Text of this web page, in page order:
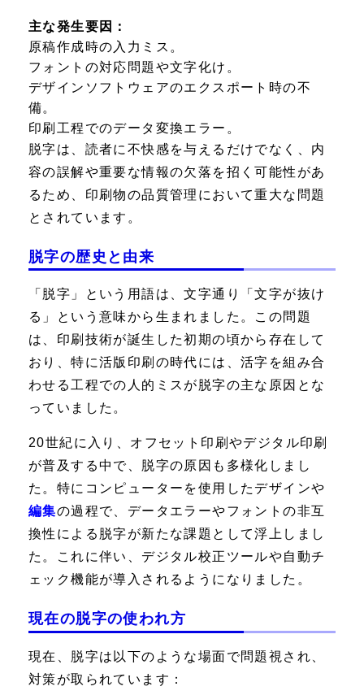
主な発生要因：
原稿作成時の入力ミス。
フォントの対応問題や文字化け。
デザインソフトウェアのエクスポート時の不
備。
印刷工程でのデータ変換エラー。
脱字は、読者に不快感を与えるだけでなく、内
容の誤解や重要な情報の欠落を招く可能性があ
るため、印刷物の品質管理において重大な問題
とされています。
脱字の歴史と由来
「脱字」という用語は、文字通り「文字が抜け
る」という意味から生まれました。この問題
は、印刷技術が誕生した初期の頃から存在して
おり、特に活版印刷の時代には、活字を組み合
わせる工程での人的ミスが脱字の主な原因とな
っていました。
20世紀に入り、オフセット印刷やデジタル印刷
が普及する中で、脱字の原因も多様化しまし
た。特にコンピューターを使用したデザインや
編集の過程で、データエラーやフォントの非互
換性による脱字が新たな課題として浮上しまし
た。これに伴い、デジタル校正ツールや自動チ
ェック機能が導入されるようになりました。
現在の脱字の使われ方
現在、脱字は以下のような場面で問題視され、
対策が取られています：